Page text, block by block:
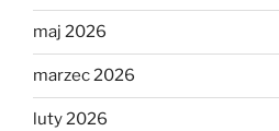
maj 2026
marzec 2026
luty 2026